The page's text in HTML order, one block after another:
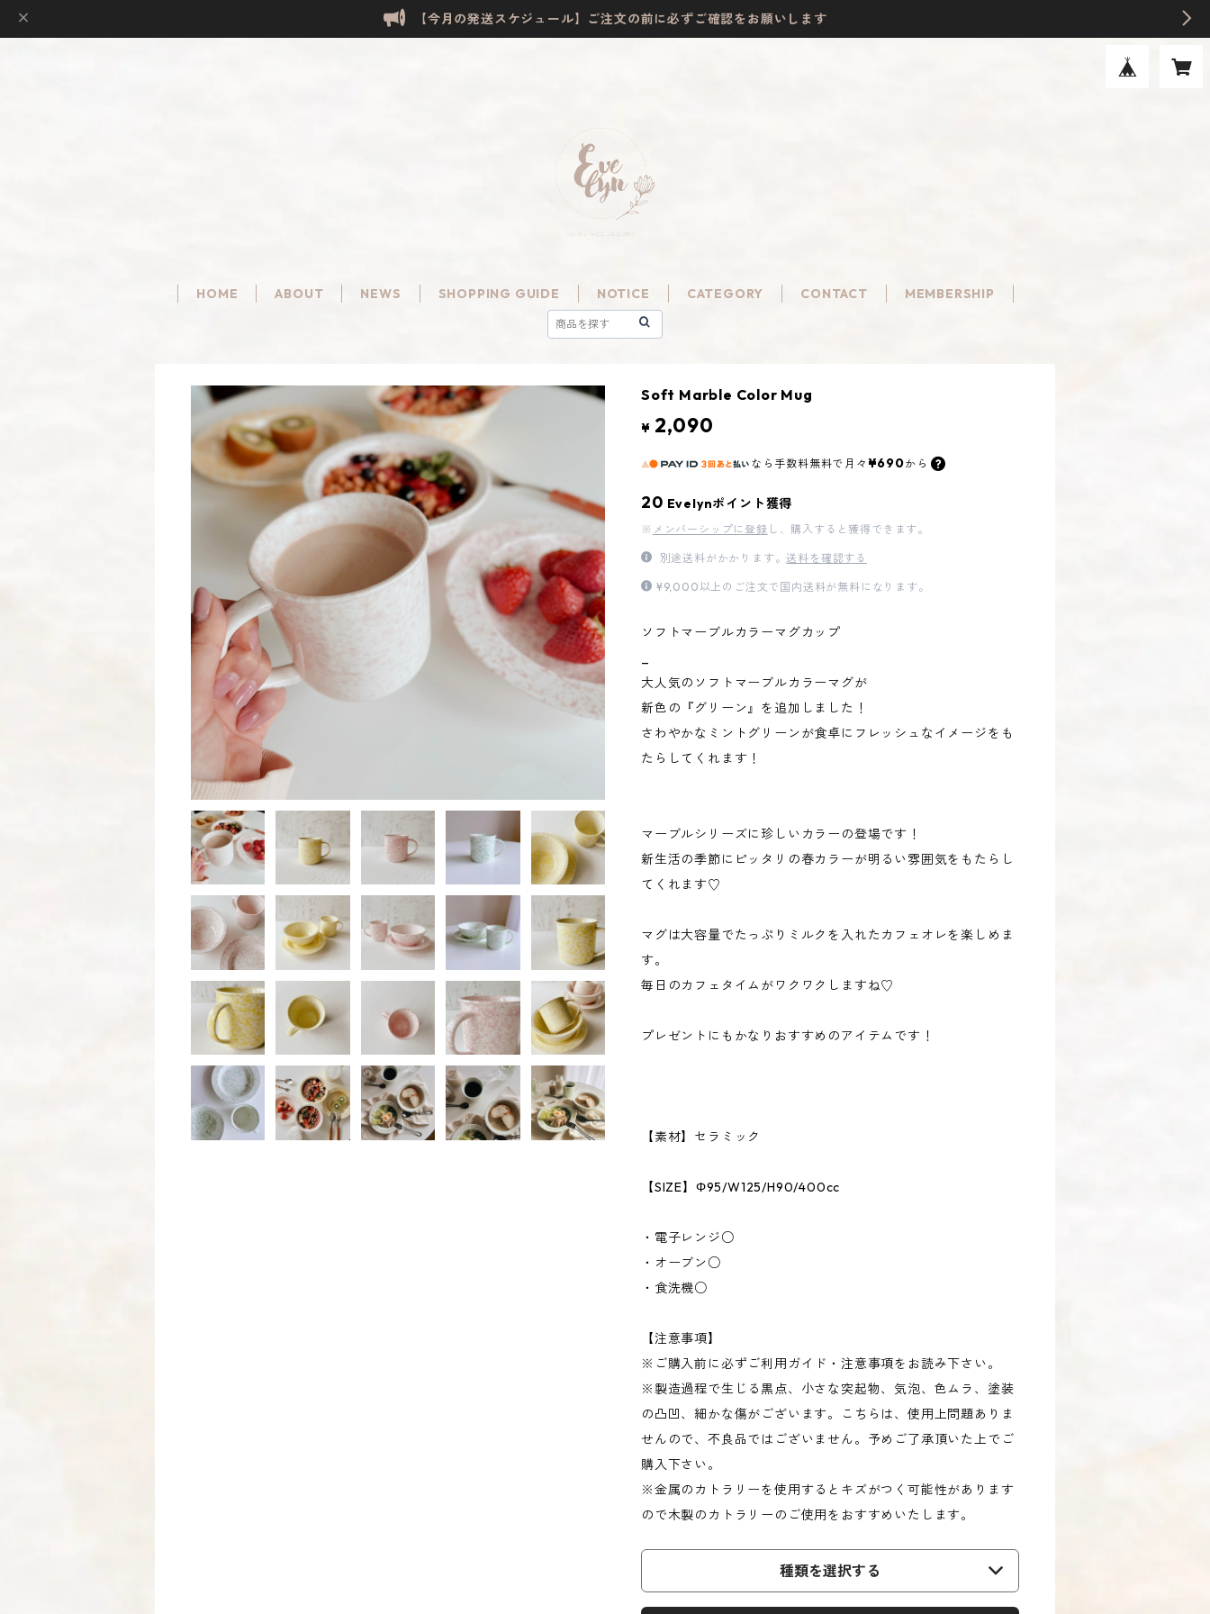
【今月の発送スケジュール】ご注文の前に必ずご確認をお願いします
HOME ABOUT NEWS SHOPPING GUIDE NOTICE CATEGORY CONTACT MEMBERSHIP
Soft Marble Color Mug
¥ 2,090
なら 手数料無料で 月々 ¥690から
20 Evelynポイント獲得
※ メンバーシップに登録 し、購入すると獲得できます。
別途送料がかかります。送料を確認する
¥9,000以上のご注文で国内送料が無料になります。
ソフトマーブルカラーマグカップ
大人気のソフトマーブルカラーマグが
新色の『グリーン』を追加しました！
さわやかなミントグリーンが食卓にフレッシュなイメージをも
たらしてくれます！
マーブルシリーズに珍しいカラーの登場です！
新生活の季節にピッタリの春カラーが明るい雰囲気をもたらし
てくれます♡
マグは大容量でたっぷりミルクを入れたカフェオレを楽しめま
す。
毎日のカフェタイムがワクワクしますね♡
プレゼントにもかなりおすすめのアイテムです！
【素材】セラミック
【SIZE】Φ95/W125/H90/400cc
・電子レンジ○
・オーブン○
・食洗機○
【注意事項】
※ご購入前に必ずご利用ガイド・注意事項をお読み下さい。
※製造過程で生じる黒点、小さな突起物、気泡、色ムラ、塗装
の凸凹、細かな傷がございます。こちらは、使用上問題ありま
せんので、不良品ではございません。予めご了承頂いた上でご
購入下さい。
※金属のカトラリーを使用するとキズがつく可能性があります
ので木製のカトラリーのご使用をおすすめいたします。
種類を選択する